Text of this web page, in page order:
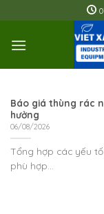
to
content
Báo giá thùng rác
hưởng
06/08/2026
Tổng hợp các yếu
phù hợp...